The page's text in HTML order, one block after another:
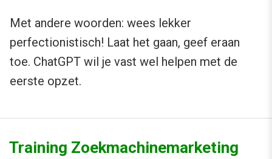
Met andere woorden: wees lekker
perfectionistisch! Laat het gaan, geef eraan
toe. ChatGPT wil je vast wel helpen met de
eerste opzet.
Training Zoekmachinemarketing